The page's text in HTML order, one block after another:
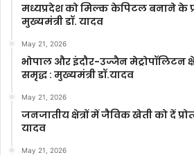
मध्यप्रदेश को मिल्क केपिटल बनाने के
मुख्यमंत्री डॉ. यादव
May 21, 2026
भोपाल और इंदौर-उज्जैन मेट्रोपॉलिटन
समृद्ध : मुख्यमंत्री डॉ.यादव
May 21, 2026
जनजातीय क्षेत्रों में जैविक खेती को दें
यादव
May 21, 2026